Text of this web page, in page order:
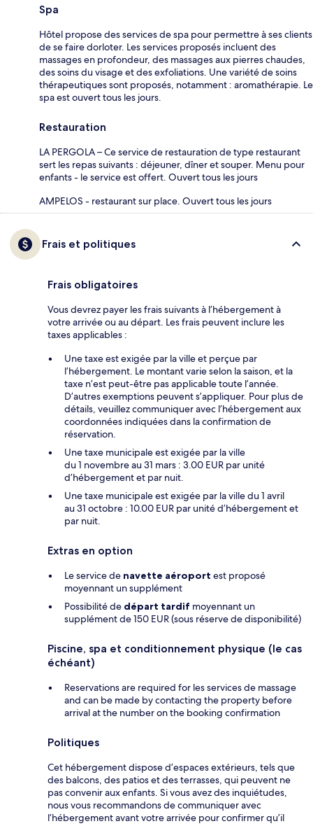
Spa
Hôtel propose des services de spa pour permettre à ses clients
de se faire dorloter. Les services proposés incluent des
massages en profondeur, des massages aux pierres chaudes,
des soins du visage et des exfoliations. Une variété de soins
thérapeutiques sont proposés, notamment : aromathérapie. Le
spa est ouvert tous les jours.
Restauration
LA PERGOLA – Ce service de restauration de type restaurant
sert les repas suivants : déjeuner, dîner et souper. Menu pour
enfants - le service est offert. Ouvert tous les jours
AMPELOS - restaurant sur place. Ouvert tous les jours
Frais et politiques
Frais obligatoires
Vous devrez payer les frais suivants à l’hébergement à
votre arrivée ou au départ. Les frais peuvent inclure les
taxes applicables :
Une taxe est exigée par la ville et perçue par
l’hébergement. Le montant varie selon la saison, et la
taxe n’est peut-être pas applicable toute l’année.
D’autres exemptions peuvent s’appliquer. Pour plus de
détails, veuillez communiquer avec l’hébergement aux
coordonnées indiquées dans la confirmation de
réservation.
Une taxe municipale est exigée par la ville
du 1 novembre au 31 mars : 3.00 EUR par unité
d’hébergement et par nuit.
Une taxe municipale est exigée par la ville du 1 avril
au 31 octobre : 10.00 EUR par unité d’hébergement et
par nuit.
Extras en option
Le service de navette aéroport est proposé
moyennant un supplément
Possibilité de départ tardif moyennant un
supplément de 150 EUR (sous réserve de disponibilité)
Piscine, spa et conditionnement physique (le cas
échéant)
Reservations are required for les services de massage
and can be made by contacting the property before
arrival at the number on the booking confirmation
Politiques
Cet hébergement dispose d’espaces extérieurs, tels que
des balcons, des patios et des terrasses, qui peuvent ne
pas convenir aux enfants. Si vous avez des inquiétudes,
nous vous recommandons de communiquer avec
l’hébergement avant votre arrivée pour confirmer qu’il